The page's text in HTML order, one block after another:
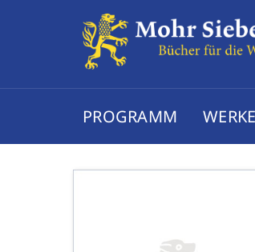
PROGRAMM WERKE